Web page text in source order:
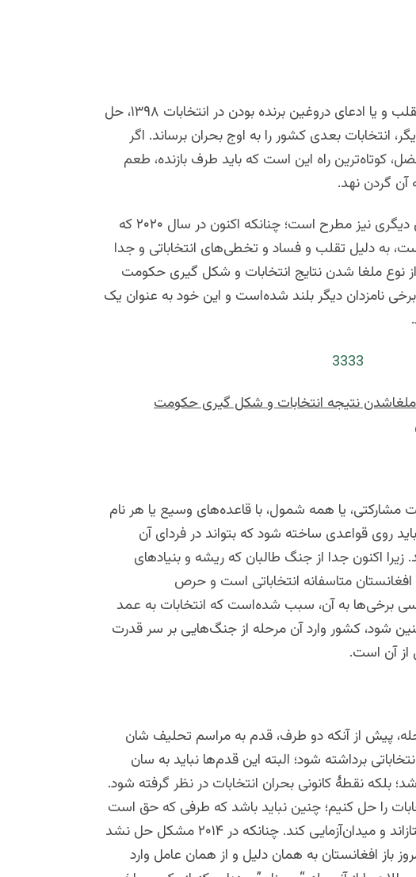
پس اگر امروز و همین دم، بحران تقلب و یا ادعای دروغین برنده بودن در انتخابات ۱۳۹۸، حل
انتخابات بعدی کشور را به اوج بحران برساند. اگر
کوتاه‌ترین راه این است که باید طرف بازنده، طعم
گردن نهد.
در صورتی که چین نشود، گزینه‌های دیگری نیز مطرح است؛ چنانکه اکنون در سال ۲۰۲۰ که
شده‌است، به دلیل تقلب و فساد و تخطی‌های انتخاباتی و جدا
از نوع ملغا شدن نتایج انتخابات و شکل گیری حکومت
نامزدان دیگر بلند شده‌است و این خود به عنوان یک
نتیجه انتخابات و شکل گیری حکومت
یا همه شمول، با قاعده‌های وسیع یا هر نام
روی قواعدی ساخته شود که بتواند در فردای آن
اکنون جدا از جنگ طالبان که ریشه و بنیادهای
متاسفانه انتخاباتی است و حرص
برخی‌ها به آن، سبب شده‌است که انتخابات به عمد
شود، کشور وارد آن مرحله از جنگ‌هایی بر سر قدرت
از آن است.
پیش از آنکه دو طرف، قدم به مراسم تحلیف شان
برداشته شود؛ البته این قدم‌ها نباید به سان
بلکه نقطۀ کانونی بحران انتخابات در نظر گرفته شود.
را حل کنیم؛ چنین نباید باشد که طرفی که حق است
کنار بکشد و طرفی که باطل است بتازاند و میدان‌آزمایی کند. چنانکه در ۲۰۱۴ مشکل حل نشد
باز افغانستان به همان دلیل و از همان عامل وارد